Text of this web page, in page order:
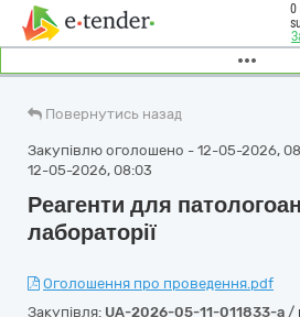
0
Повернутись назад
Закупівлю оголошено - 12-05-2026,
12-05-2026, 08:03
Реагенти для
лабораторії
Оголошення про проведення.pdf
Закупівля: UA-2026-05-11-011833-a /